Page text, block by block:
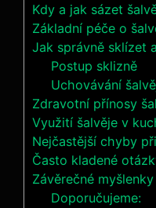
Kdy a jak sázet
Základní péče o
Jak správně sklízet
Postup sklizně
Uchovávání
Zdravotní přínosy
Využití šalvěje v
Nejčastější chyby
Často kladené
Závěrečné myšlenky
Doporučujeme: